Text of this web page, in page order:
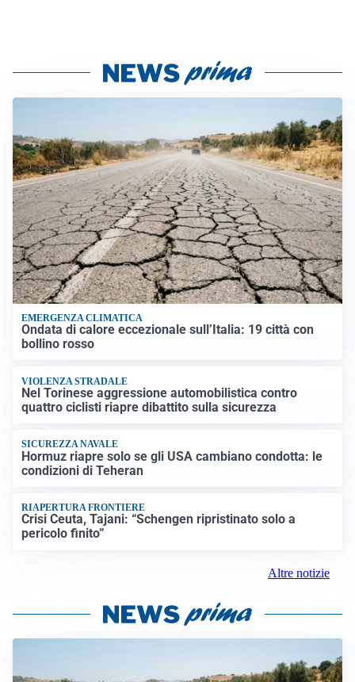
EMERGENZA CLIMATICA
Ondata di calore eccezionale sull’Italia: 19 città con
bollino rosso
VIOLENZA STRADALE
Nel Torinese aggressione automobilistica contro
quattro ciclisti riapre dibattito sulla sicurezza
SICUREZZA NAVALE
Hormuz riapre solo se gli USA cambiano condotta: le
condizioni di Teheran
RIAPERTURA FRONTIERE
Crisi Ceuta, Tajani: “Schengen ripristinato solo a
pericolo finito”
Altre notizie